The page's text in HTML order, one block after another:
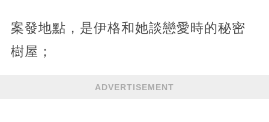
案發地點，是伊格和她談戀愛時的秘密
樹屋；
ADVERTISEMENT